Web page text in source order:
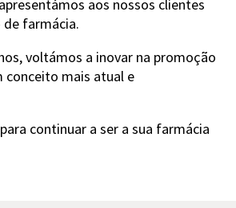
aos nossos clientes
farmácia.
voltámos a inovar na promoção
conceito mais atual e
continuar a ser a sua farmácia